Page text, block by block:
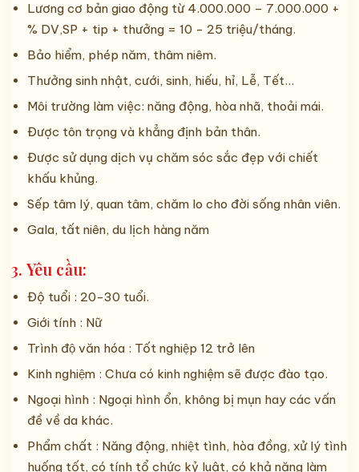
Lương cơ bản giao động từ 4.000.000 – 7.000.000 +
% DV,SP + tip + thưởng = 10 - 25 triệu/tháng.
Bảo hiểm, phép năm, thâm niêm.
Thưởng sinh nhật, cưới, sinh, hiếu, hỉ, Lễ, Tết...
Môi trường làm việc: năng động, hòa nhã, thoải mái.
Được tôn trọng và khẳng định bản thân.
Được sử dụng dịch vụ chăm sóc sắc đẹp với chiết
khấu khủng.
Sếp tâm lý, quan tâm, chăm lo cho đời sống nhân viên.
Gala, tất niên, du lịch hàng năm
3. Yêu cầu:
Độ tuổi : 20-30 tuổi.
Giới tính : Nữ
Trình độ văn hóa : Tốt nghiệp 12 trở lên
Kinh nghiệm : Chưa có kinh nghiệm sẽ được đào tạo.
Ngoại hình : Ngoại hình ổn, không bị mụn hay các vấn
đề về da khác.
Phẩm chất : Năng động, nhiệt tình, hòa đồng, xử lý tình
huống tốt, có tính tổ chức kỷ luật, có khả năng làm